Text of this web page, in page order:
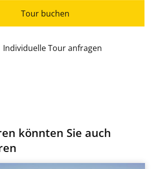
Tour buchen
Individuelle Tour anfragen
könnten Sie auch